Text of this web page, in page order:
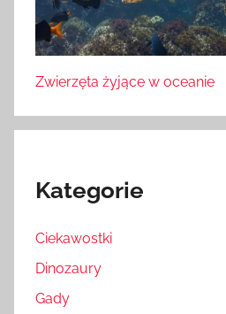
Zwierzęta żyjące w oceanie
Kategorie
Ciekawostki
Dinozaury
Gady